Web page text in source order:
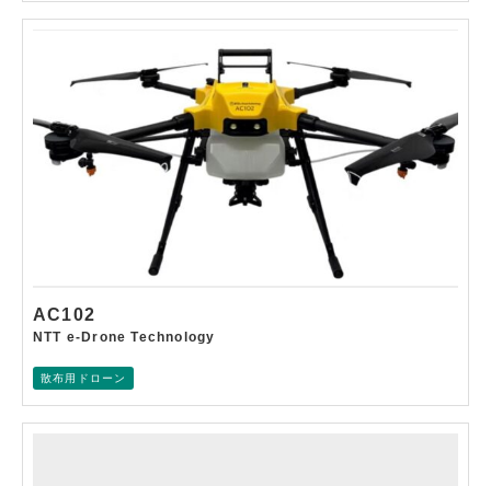
AC102
NTT e-Drone Technology
散布用ドローン